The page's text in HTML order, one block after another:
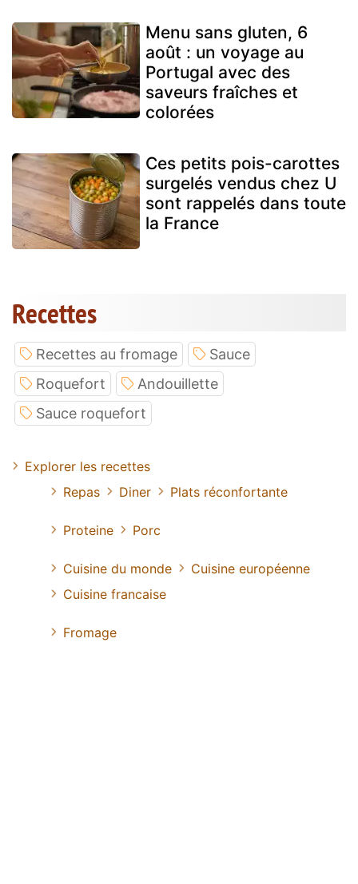
Menu sans gluten, 6
août : un voyage au
Portugal avec des
saveurs fraîches et
colorées
Ces petits pois-carottes
surgelés vendus chez U
sont rappelés dans toute
la France
Recettes
Recettes au fromage
Sauce
Roquefort
Andouillette
Sauce roquefort
Explorer les recettes
Repas
Diner Plats réconfortante
Proteine Porc
Cuisine du monde
Cuisine européenne
Cuisine francaise
Fromage